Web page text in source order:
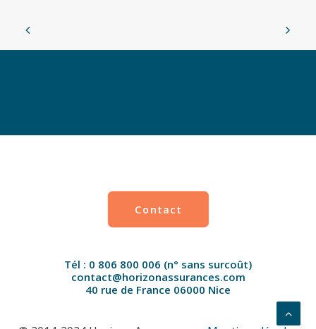
Contact
Tél : 0 806 800 006 (n° sans surcoût)
contact@horizonassurances.com
40 rue de France 06000 Nice